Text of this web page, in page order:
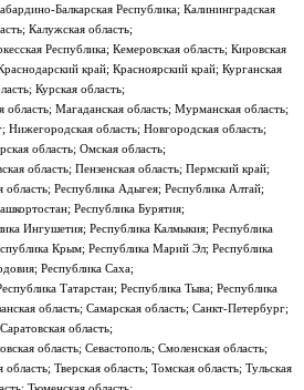
Балкарская Республика; Калининградская
Калужская область;
Республика; Кемеровская область; Кировская
край; Красноярский край; Курганская
Курская область;
область; Магаданская область; Мурманская область;
область; Новгородская область;
область; Омская область;
область; Пензенская область; Пермский край;
Республика Адыгея; Республика Алтай;
Республика Бурятия;
Ингушетия; Республика Калмыкия; Республика
Крым; Республика Марий Эл; Республика
Республика Саха;
Татарстан; Республика Тыва; Республика
область; Самарская область; Санкт-Петербург;
Саратовская область;
область; Севастополь; Смоленская область;
Тверская область; Томская область; Тульская